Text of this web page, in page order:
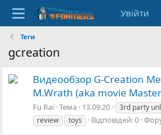
Увійти
Теги
gcreation
Видеообзор G-Creation
M.Wrath (aka movie
Fu Rai Тема 13.09.20 3rd party
review
toys Відповідей: 0